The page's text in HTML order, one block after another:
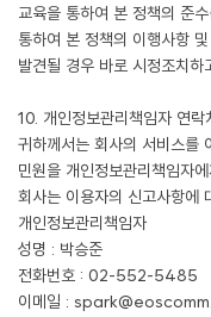
교육을 통하여 본 정책의 준
통하여 본 정책의 이행사항
발견될 경우 바로 시정조치하
10. 개인정보관리책임자 연락
귀하께서는 회사의 서비스를
민원을 개인정보관리책임자
회사는 이용자의 신고사항에
개인정보관리책임자
성명 : 박승준
전화번호 : 02-552-5485
이메일 :